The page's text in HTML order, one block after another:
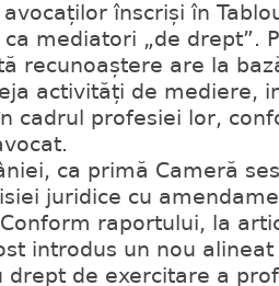
înscriși în
mediatori „de drept”.
recunoaștere are la
activități de mediere,
cadrul profesiei lor,
ca primă Cameră
juridice cu
raportului, la
introdus un nou
drept de exercitare a